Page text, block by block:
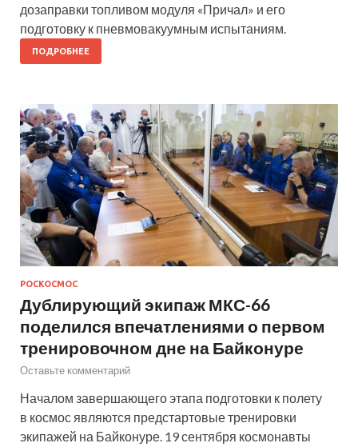
дозаправки топливом модуля «Причал» и его
подготовку к пневмовакуумным испытаниям.
ПОДРОБНЕЕ
РОСКОСМОС
Дублирующий экипаж МКС-66
поделился впечатлениями о первом
тренировочном дне на Байконуре
Оставьте комментарий
Началом завершающего этапа подготовки к полету
в космос являются предстартовые тренировки
экипажей на Байконуре. 19 сентября космонавты